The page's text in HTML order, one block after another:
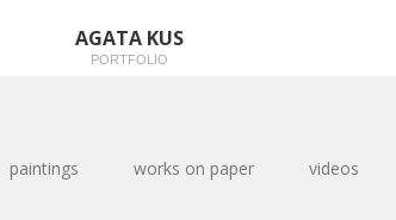
AGATA KUS
PORTFOLIO
paintings works on paper videos